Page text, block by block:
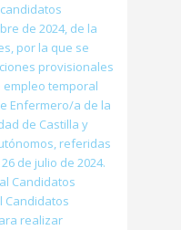
de 2024, de la
por la que se
provisionales
temporal
Enfermero/a de la
de Castilla y
referidas
de julio de 2024.
Candidatos
Candidatos
realizar